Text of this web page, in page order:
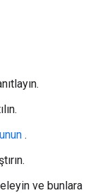
.
ve bunlara